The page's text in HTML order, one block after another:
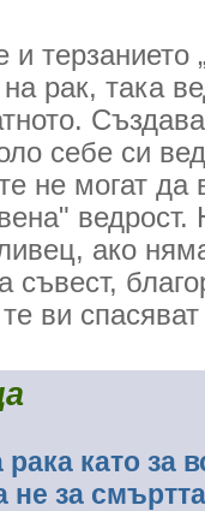
терзанието
рак, така
себе си
не могат да
ако
съвест,
ви спасяват
като за
не за